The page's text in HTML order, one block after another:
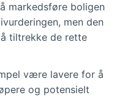
markedsføre boligen
men den
tiltrekke de rette
være lavere for å
og potensielt